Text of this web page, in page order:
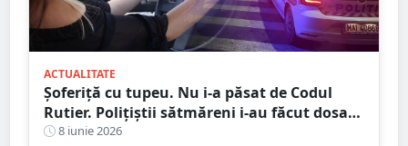
ACTUALITATE
Șoferiță cu tupeu. Nu i-a păsat de Codul
Rutier. Polițiștii sătmăreni i-au făcut dosar
penal
8 iunie 2026